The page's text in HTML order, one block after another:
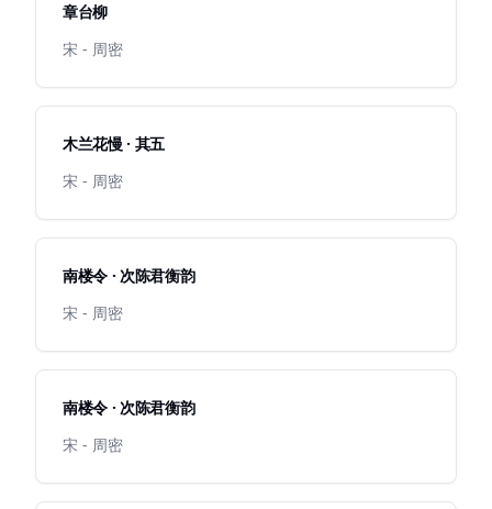
章台柳
宋 - 周密
木兰花慢 · 其五
宋 - 周密
南楼令 · 次陈君衡韵
宋 - 周密
南楼令 · 次陈君衡韵
宋 - 周密